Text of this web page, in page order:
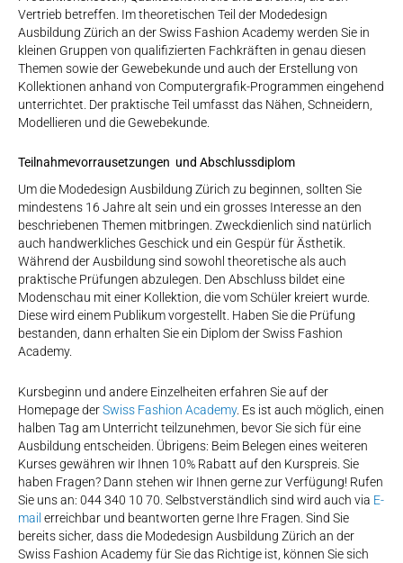
Vertrieb betreffen. Im theoretischen Teil der Modedesign
Ausbildung Zürich an der Swiss Fashion Academy werden Sie in
kleinen Gruppen von qualifizierten Fachkräften in genau diesen
Themen sowie der Gewebekunde und auch der Erstellung von
Kollektionen anhand von Computergrafik-Programmen eingehend
unterrichtet. Der praktische Teil umfasst das Nähen, Schneidern,
Modellieren und die Gewebekunde.
Teilnahmevorrausetzungen und Abschlussdiplom
Um die Modedesign Ausbildung Zürich zu beginnen, sollten Sie
mindestens 16 Jahre alt sein und ein grosses Interesse an den
beschriebenen Themen mitbringen. Zweckdienlich sind natürlich
auch handwerkliches Geschick und ein Gespür für Ästhetik.
Während der Ausbildung sind sowohl theoretische als auch
praktische Prüfungen abzulegen. Den Abschluss bildet eine
Modenschau mit einer Kollektion, die vom Schüler kreiert wurde.
Diese wird einem Publikum vorgestellt. Haben Sie die Prüfung
bestanden, dann erhalten Sie ein Diplom der Swiss Fashion
Academy.
Kursbeginn und andere Einzelheiten erfahren Sie auf der
Homepage derSwiss Fashion Academy. Es ist auch möglich, einen
halben Tag am Unterricht teilzunehmen, bevor Sie sich für eine
Ausbildung entscheiden. Übrigens: Beim Belegen eines weiteren
Kurses gewähren wir Ihnen 10% Rabatt auf den Kurspreis. Sie
haben Fragen? Dann stehen wir Ihnen gerne zur Verfügung! Rufen
Sie uns an: 044 340 10 70. Selbstverständlich sind wird auch via E-
mail erreichbar und beantworten gerne Ihre Fragen. Sind Sie
bereits sicher, dass die Modedesign Ausbildung Zürich an der
Swiss Fashion Academy für Sie das Richtige ist, können Sie sich